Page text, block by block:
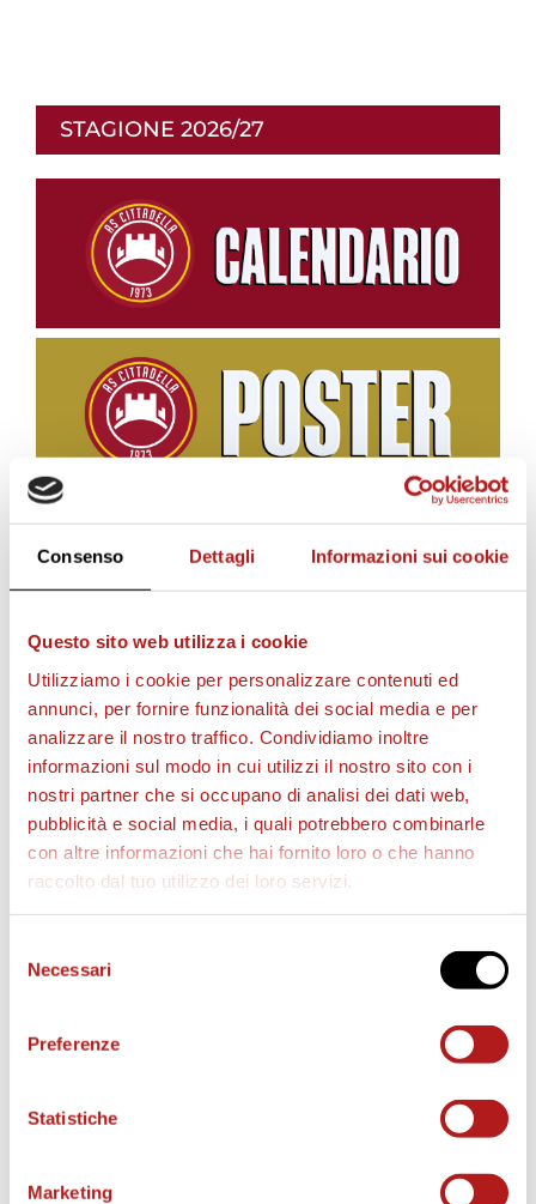
Consenso Dettagli Informazioni sui cookie
Questo sito web utilizza i cookie
Utilizziamo i cookie per personalizzare contenuti ed
annunci, per fornire funzionalità dei social media e per
analizzare il nostro traffico. Condividiamo inoltre
informazioni sul modo in cui utilizzi il nostro sito con i
nostri partner che si occupano di analisi dei dati web,
pubblicità e social media, i quali potrebbero combinarle
con altre informazioni che hai fornito loro o che hanno
raccolto dal tuo utilizzo dei loro servizi.
delNecessari
Preferenze
Statistiche
Marketing
STAGIONE 2026/27
BIGLIETTI
AS CITTADELLA STORE